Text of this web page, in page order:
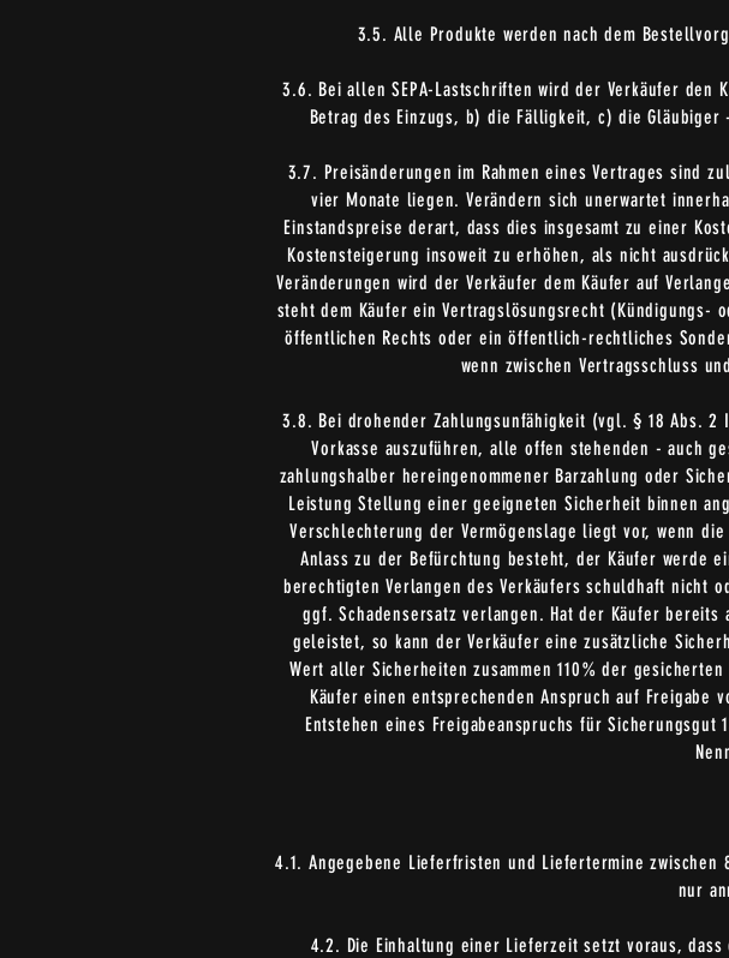
3.5. Alle Produkte werden nach dem
3.6. Bei allen SEPA-Lastschriften wird der Verkäufer den
Betrag des Einzugs, b) die Fälligkeit, c) die
3.7. Preisänderungen im Rahmen eines Vertrages sind
vier Monate liegen. Verändern sich unerwartet
Einstandspreise derart, dass dies insgesamt zu einer
Kostensteigerung insoweit zu erhöhen, als nicht
Veränderungen wird der Verkäufer dem Käufer auf
steht dem Käufer ein Vertragslösungsrecht
öffentlichen Rechts oder ein öffentlich-rechtliches
wenn zwischen Vertragsschluss
3.8. Bei drohender Zahlungsunfähigkeit (vgl. § 18 Abs.
Vorkasse auszuführen, alle offen stehenden - auch
zahlungshalber hereingenommener Barzahlung oder
Leistung Stellung einer geeigneten Sicherheit binnen
Verschlechterung der Vermögenslage liegt vor, wenn
Anlass zu der Befürchtung besteht, der Käufer werde
berechtigten Verlangen des Verkäufers schuldhaft nicht
ggf. Schadensersatz verlangen. Hat der Käufer
geleistet, so kann der Verkäufer eine zusätzliche
Wert aller Sicherheiten zusammen 110% der
Käufer einen entsprechenden Anspruch auf Freigabe
Entstehen eines Freigabeanspruchs für
4.1. Angegebene Lieferfristen und Liefertermine
nur
4.2. Die Einhaltung einer Lieferzeit setzt voraus,